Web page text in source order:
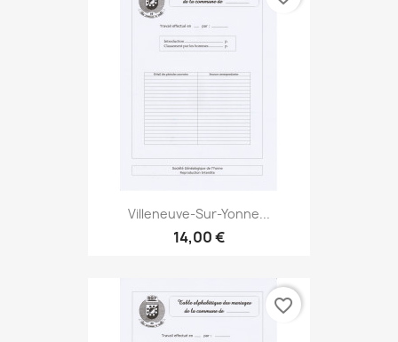
Villeneuve-Sur-Yonne...
14,00 €
favorite_border